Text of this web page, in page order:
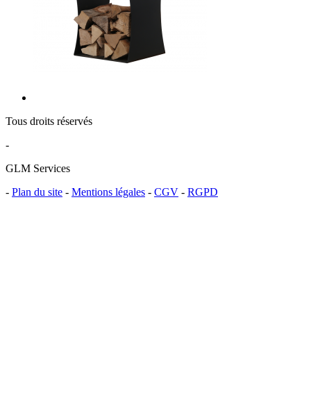
Tous droits réservés
-
GLM Services
- Plan du site - Mentions légales - CGV - RGPD